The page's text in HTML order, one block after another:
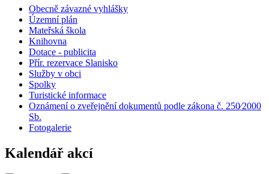
Obecně závazné vyhlášky
Územní plán
Mateřská škola
Knihovna
Dotace - publicita
Přír. rezervace Slanisko
Služby v obci
Spolky
Turistické informace
Oznámení o zveřejnění dokumentů podle zákona č. 250⁄2000
Sb.
Fotogalerie
Kalendář akcí